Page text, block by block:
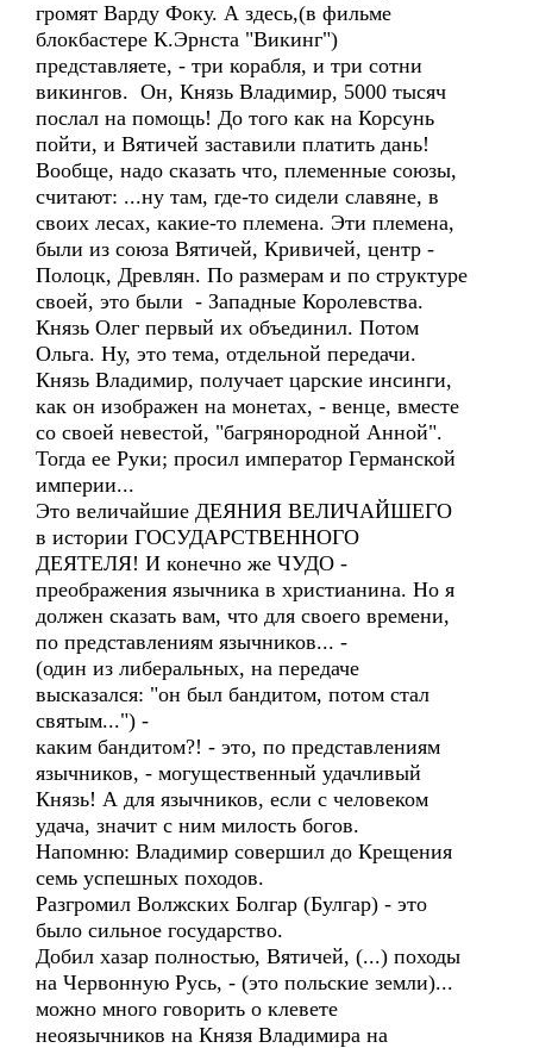
громят Варду Фоку. А здесь,(в фильме
блокбастере К.Эрнста "Викинг")
представляете, - три корабля, и три сотни
викингов. Он, Князь Владимир, 5000 тысяч
послал на помощь! До того как на Корсунь
пойти, и Вятичей заставили платить дань!
Вообще, надо сказать что, племенные союзы,
считают: ...ну там, где-то сидели славяне, в
своих лесах, какие-то племена. Эти племена,
были из союза Вятичей, Кривичей, центр -
Полоцк, Древлян. По размерам и по структуре
своей, это были - Западные Королевства.
Князь Олег первый их объединил. Потом
Ольга. Ну, это тема, отдельной передачи.
Князь Владимир, получает царские инсинги,
как он изображен на монетах, - венце, вместе
со своей невестой, "багрянородной Анной".
Тогда ее Руки; просил император Германской
империи...
Это величайшие ДЕЯНИЯ ВЕЛИЧАЙШЕГО
в истории ГОСУДАРСТВЕННОГО
ДЕЯТЕЛЯ! И конечно же ЧУДО -
преображения язычника в христианина. Но я
должен сказать вам, что для своего времени,
по представлениям язычников... -
(один из либеральных, на передаче
высказался: "он был бандитом, потом стал
святым...") -
каким бандитом?! - это, по представлениям
язычников, - могущественный удачливый
Князь! А для язычников, если с человеком
удача, значит с ним милость богов.
Напомню: Владимир совершил до Крещения
семь успешных походов.
Разгромил Волжских Болгар (Булгар) - это
было сильное государство.
Добил хазар полностью, Вятичей, (...) походы
на Червонную Русь, - (это польские земли)...
можно много говорить о клевете
неоязычников на Князя Владимира на